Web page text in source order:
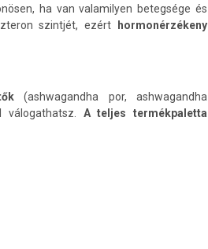
ha van valamilyen betegsége és
szintjét, ezért
hormonérzékeny
(ashwagandha por, ashwagandha
válogathatsz. A teljes termékpaletta